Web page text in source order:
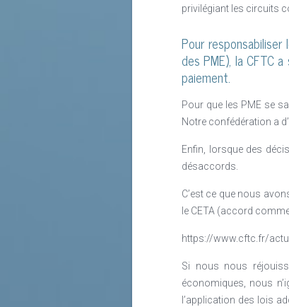
privilégiant les circuits
Pour
des PME), la CFTC
paiement.
Pour que les PME se
Notre confédération a
Enfin, lorsque des
désaccords.
C’est ce que nous
le CETA (accord
https://www.cftc.fr/
Si nous nous
économiques, nous
l’application des lois